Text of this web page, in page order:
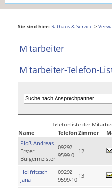
Sie sind hier: Rathaus & Service >
Mitarbeiter
Mitarbeiter-Telefon-
Telefonliste der
Name
TelefonZimmer
Ploß Andreas
Erster
Bürgermeister
09292
9599-0
12
Hellfritzsch
Jana
09292
9599-10
13